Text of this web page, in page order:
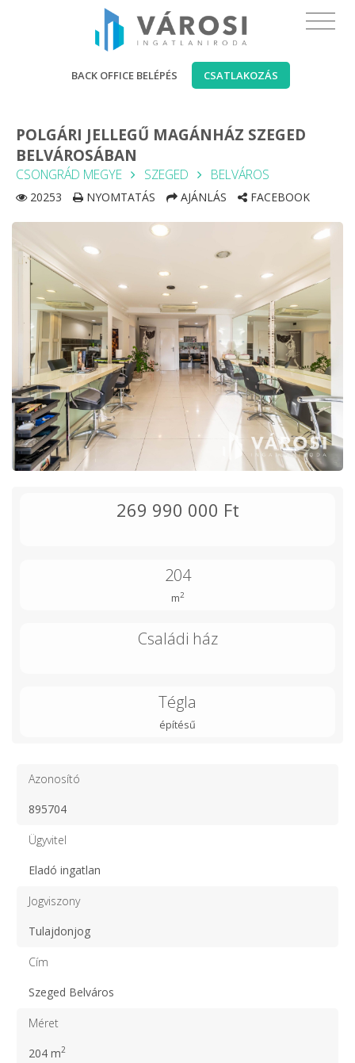
BACK OFFICE BELÉPÉS CSATLAKOZÁS
POLGÁRI JELLEGŰ MAGÁNHÁZ SZEGED
BELVÁROSÁBAN
CSONGRÁD MEGYE SZEGED BELVÁROS
20253 NYOMTATÁS AJÁNLÁS FACEBOOK
269 990 000 Ft
204
m2
Családi ház
Tégla
építésű
Azonosító
895704
Ügyvitel
Eladó ingatlan
Jogviszony
Tulajdonjog
Cím
Szeged Belváros
Méret
204 m2